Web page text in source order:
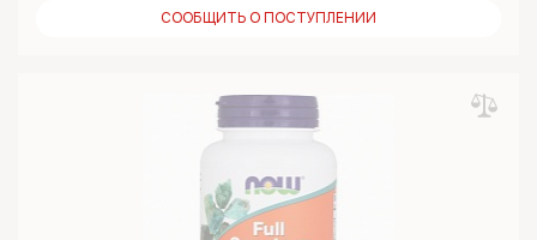
СООБЩИТЬ О ПОСТУПЛЕНИИ